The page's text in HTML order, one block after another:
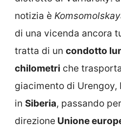
notizia è
di una vicenda ancora
tratta di un condotto
chilometri che
giacimento di Urengoy,
in Siberia, passando per
direzione Unione